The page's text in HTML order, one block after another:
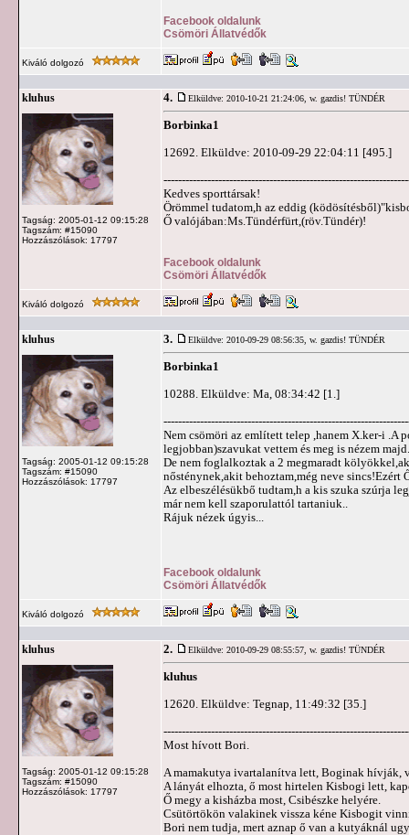
Facebook oldalunk
Csömöri Állatvédők
Kiváló dolgozó
kluhus
Tagság: 2005-01-12 09:15:28
Tagszám: #15090
Hozzászólások: 17797
4. Elküldve: 2010-10-21 21:24:06, w. gazdis! TÜNDÉR
Borbinka1
12692. Elküldve: 2010-09-29 22:04:11 [495.]
Kedves sporttársak!
Örömmel tudatom,h az eddig
Ő valójában:Ms.Tündérfürt,(röv.Tündér)!
Facebook oldalunk
Csömöri Állatvédők
Kiváló dolgozó
kluhus
Tagság: 2005-01-12 09:15:28
Tagszám: #15090
Hozzászólások: 17797
3. Elküldve: 2010-09-29 08:56:35, w. gazdis! TÜNDÉR
Borbinka1
10288. Elküldve: Ma, 08:34:42 [1.]
Nem csömöri az említett telep ,hanem X.ker-i .A
legjobban)szavukat vettem és meg is nézem
De nem foglalkoztak a 2 megmaradt
nősténynek,akit behoztam,még neve
Az elbeszélésükbő tudtam,h a kis szuka szúrja
már nem kell szaporulattól tartaniuk..
Rájuk nézek úgyis...
Facebook oldalunk
Csömöri Állatvédők
Kiváló dolgozó
kluhus
Tagság: 2005-01-12 09:15:28
Tagszám: #15090
Hozzászólások: 17797
2. Elküldve: 2010-09-29 08:55:57, w. gazdis! TÜNDÉR
kluhus
12620. Elküldve: Tegnap, 11:49:32 [35.]
Most hívott Bori.
A mamakutya ivartalanítva lett, Boginak hívják,
A lányát elhozta, ő most hirtelen Kisbogi lett,
Ő megy a kisházba most, Csibészke helyére.
Csütörtökön valakinek vissza kéne Kisbogit
Bori nem tudja, mert aznap ő van a kutyáknál